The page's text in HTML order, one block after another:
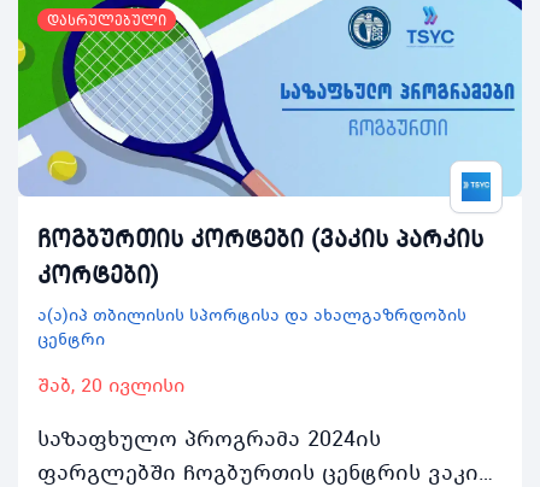
დასრულებული
ჩოგბურთის კორტები (ვაკის პარკის
კორტები)
ა(ა)იპ თბილისის სპორტისა და ახალგაზრდობის
ცენტრი
შაბ, 20 ივლისი
საზაფხულო პროგრამა 2024ის
ფარგლებში ჩოგბურთის ცენტრის ვაკის